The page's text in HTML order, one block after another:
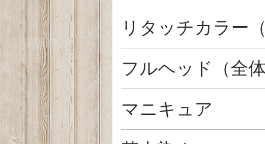
リタッチカラー
フルヘッド（全
マニキュア